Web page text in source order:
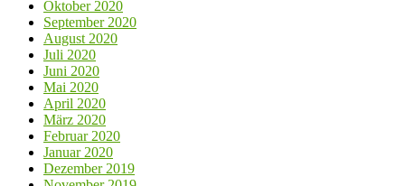
Oktober 2020
September 2020
August 2020
Juli 2020
Juni 2020
Mai 2020
April 2020
März 2020
Februar 2020
Januar 2020
Dezember 2019